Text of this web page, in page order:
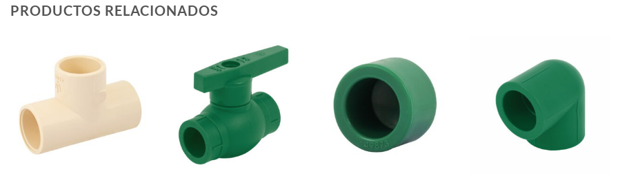
PRODUCTOS RELACIONADOS